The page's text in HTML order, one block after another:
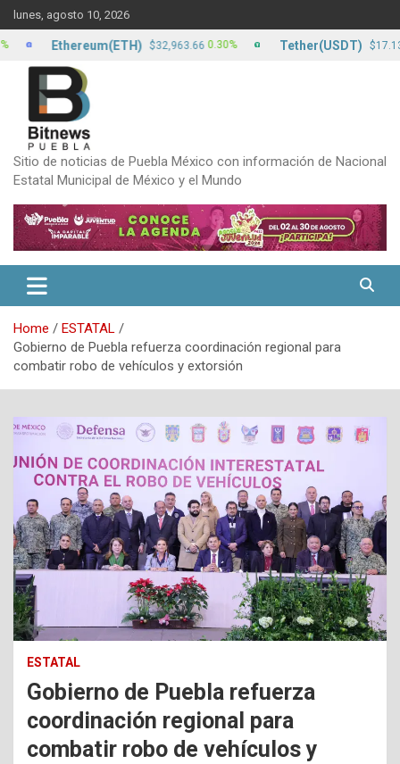
Skip
to
content
lunes, agosto 10, 2026
Sitio de noticias de Puebla México con información de Nacional
Estatal Municipal de México y el Mundo
Home
ESTATAL
Gobierno de Puebla refuerza coordinación regional para
combatir robo de vehículos y extorsión
ESTATAL
Gobierno de Puebla refuerza
coordinación regional para
combatir robo de vehículos y
Ethereum(ETH) $32,963.66 0.30% Tether(USDT) $17.13 0.00%